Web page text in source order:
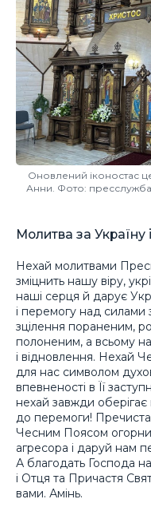
Оновлений іконостас
Анни. Фото: пресслужба
Молитва за Україну
Нехай молитвами
зміцнить нашу віру,
наші серця й дарує
і перемогу над
зцілення пораненим,
полоненим, а всьому
і відновлення. Нехай
для нас символом
впевненості в Її
нехай завжди
до перемоги!
Чесним Поясом огорни
агресора і даруй нам
А благодать Господа
і Отця та Причастя
вами. Амінь.